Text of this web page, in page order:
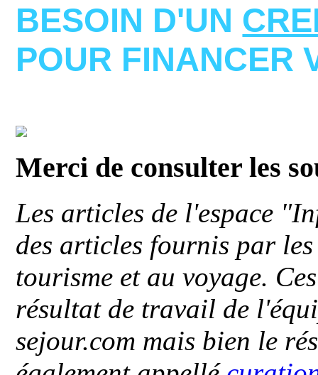
BESOIN D'UN
POUR FINANCER
Merci de consulter les
Les articles de l'espace
des articles fournis par
tourisme et au voyage.
résultat de travail de
sejour.com mais bien le